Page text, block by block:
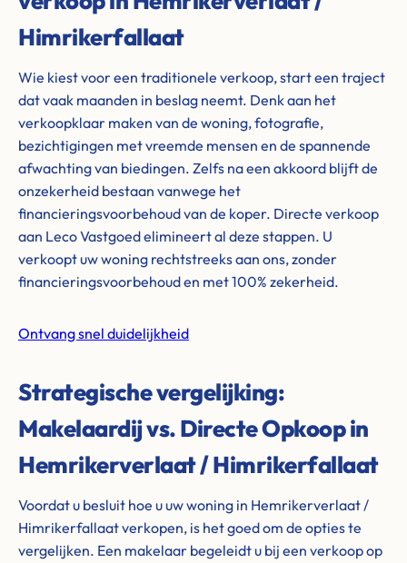
Himrikerfallaat
Wie kiest voor een traditionele verkoop, start een traject
dat vaak maanden in beslag neemt. Denk aan het
verkoopklaar maken van de woning, fotografie,
bezichtigingen met vreemde mensen en de spannende
afwachting van biedingen. Zelfs na een akkoord blijft de
onzekerheid bestaan vanwege het
financieringsvoorbehoud van de koper. Directe verkoop
aan Leco Vastgoed elimineert al deze stappen. U
verkoopt uw woning rechtstreeks aan ons, zonder
financieringsvoorbehoud en met 100% zekerheid.
Ontvang snel duidelijkheid
Strategische vergelijking:
Makelaardij vs. Directe Opkoop in
Hemrikerverlaat / Himrikerfallaat
Voordat u besluit hoe u uw woning in Hemrikerverlaat /
Himrikerfallaat verkopen, is het goed om de opties te
vergelijken. Een makelaar begeleidt u bij een verkoop op